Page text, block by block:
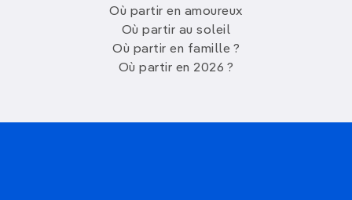
Où partir en amoureux
Où partir au soleil
Où partir en famille ?
Où partir en 2026 ?